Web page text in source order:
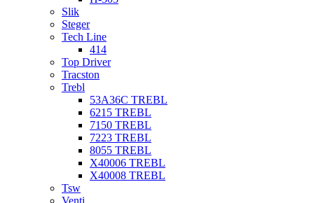
Slik
Steger
Tech Line
414
Top Driver
Tracston
Trebl
53A36C TREBL
6215 TREBL
7150 TREBL
7223 TREBL
8055 TREBL
X40006 TREBL
X40008 TREBL
Tsw
Venti